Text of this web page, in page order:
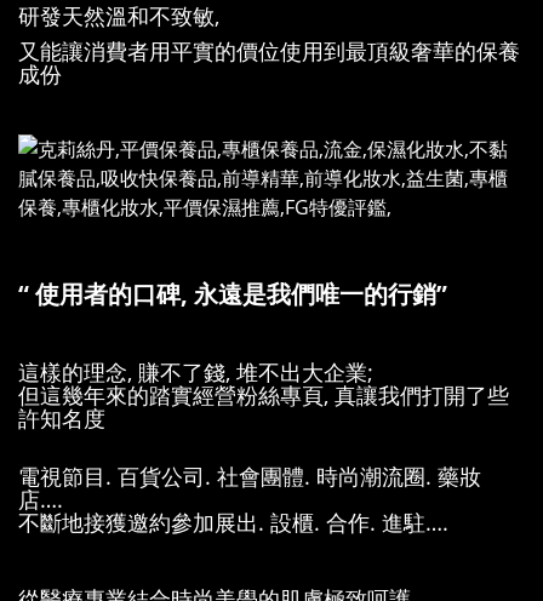
研發天然溫和不致敏,
又能讓消費者用平實的價位使用到最頂級奢華的保養
成份
“ 使用者的口碑, 永遠是我們唯一的行銷”
這樣的理念, 賺不了錢, 堆不出大企業;
但這幾年來的踏實經營粉絲專頁, 真讓我們打開了些
許知名度
電視節目. 百貨公司. 社會團體. 時尚潮流圈. 藥妝
店….
不斷地接獲邀約參加展出. 設櫃. 合作. 進駐….